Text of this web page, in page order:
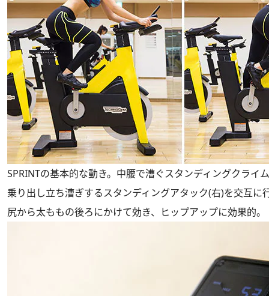
SPRINTの基本的な動き。中腰で漕ぐスタンディングクライ
乗り出し立ち漕ぎするスタンディングアタック(右)を交互に
尻から太ももの後ろにかけて効き、ヒップアップに効果的。